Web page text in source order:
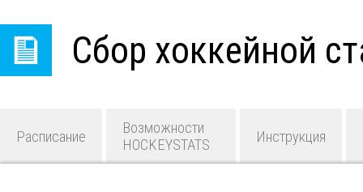
Сбор хоккейной
Расписание
Возможности
HOCKEYSTATS
Инструкция